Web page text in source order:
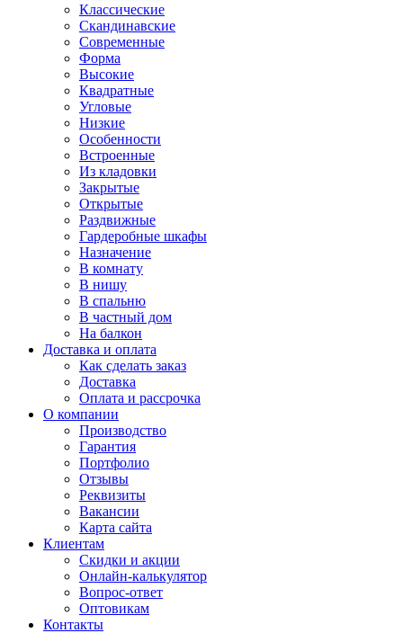
Классические
Скандинавские
Современные
Форма
Высокие
Квадратные
Угловые
Низкие
Особенности
Встроенные
Из кладовки
Закрытые
Открытые
Раздвижные
Гардеробные шкафы
Назначение
В комнату
В нишу
В спальню
В частный дом
На балкон
Доставка и оплата
Как сделать заказ
Доставка
Оплата и рассрочка
О компании
Производство
Гарантия
Портфолио
Отзывы
Реквизиты
Вакансии
Карта сайта
Клиентам
Скидки и акции
Онлайн-калькулятор
Вопрос-ответ
Оптовикам
Контакты